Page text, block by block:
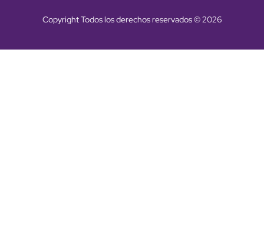
Copyright Todos los derechos reservados © 2026